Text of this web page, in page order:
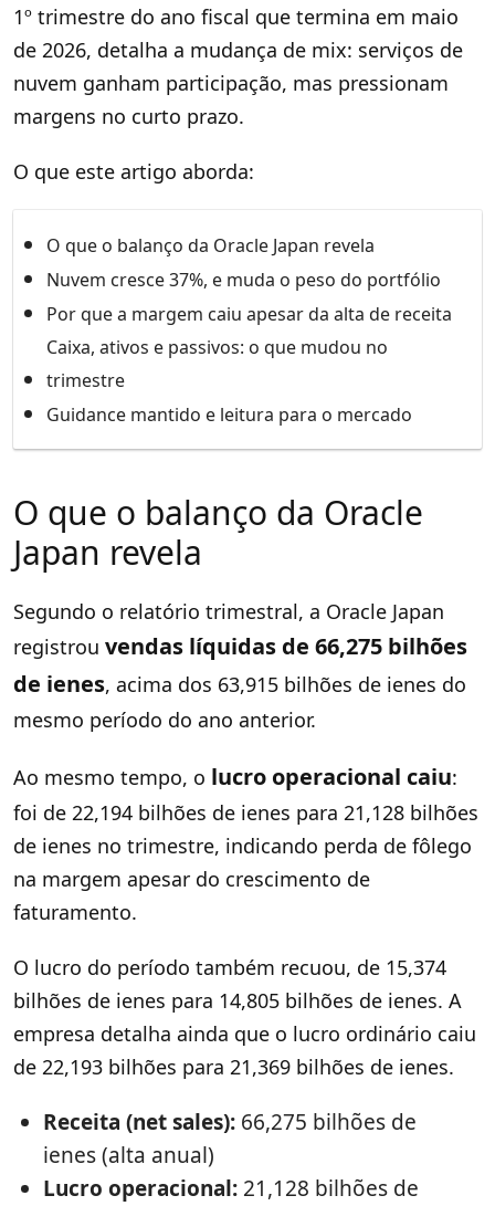
1º trimestre do ano fiscal que termina em maio
de 2026, detalha a mudança de mix: serviços de
nuvem ganham participação, mas pressionam
margens no curto prazo.
O que este artigo aborda:
O que o balanço da Oracle Japan revela
Nuvem cresce 37%, e muda o peso do portfólio
Por que a margem caiu apesar da alta de receita
Caixa, ativos e passivos: o que mudou no
trimestre
Guidance mantido e leitura para o mercado
O que o balanço da Oracle
Japan revela
Segundo o relatório trimestral, a Oracle Japan
registrou vendas líquidas de 66,275 bilhões
de ienes, acima dos 63,915 bilhões de ienes do
mesmo período do ano anterior.
Ao mesmo tempo, o lucro operacional caiu:
foi de 22,194 bilhões de ienes para 21,128 bilhões
de ienes no trimestre, indicando perda de fôlego
na margem apesar do crescimento de
faturamento.
O lucro do período também recuou, de 15,374
bilhões de ienes para 14,805 bilhões de ienes. A
empresa detalha ainda que o lucro ordinário caiu
de 22,193 bilhões para 21,369 bilhões de ienes.
Receita (net sales): 66,275 bilhões de
ienes (alta anual)
Lucro operacional: 21,128 bilhões de